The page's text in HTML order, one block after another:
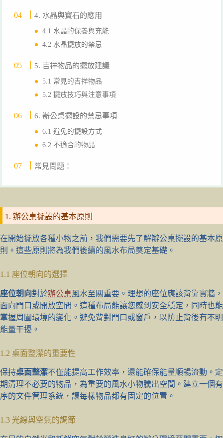
4. 水晶與寶石的應用
4.1 水晶的保養與充能
4.2 水晶擺放的禁忌
5. 吉祥物品的擺放建議
5.1 常見的吉祥物品
5.2 擺放技巧與注意事項
6. 辦公桌擺設的禁忌事項
6.1 避免的擺設方式
6.2 不適合的物品
常見問題：
1. 辦公桌擺設的基本原則
在開始擺放各種小物之前，我們需要先了解辦公桌擺設的基本原
則。這些原則將為我們後續的風水布局奠定基礎。
1.1 座位朝向的選擇
座位朝向對於辦公桌風水至關重要。理想的座位應該背靠實牆，
面向門口或開放空間。這種布局能讓您感到安全穩定，同時也能
掌握周圍環境的變化。避免背對門口或窗戶，以防止背後有不明
能量干擾。
1.2 桌面整潔的重要性
保持桌面整潔不僅能提高工作效率，還能確保能量順暢流動。定
期清理不必要的物品，為重要的風水小物騰出空間。建立一個有
序的文件管理系統，讓每樣物品都有固定的位置。
1.3 光線與空氣的調節